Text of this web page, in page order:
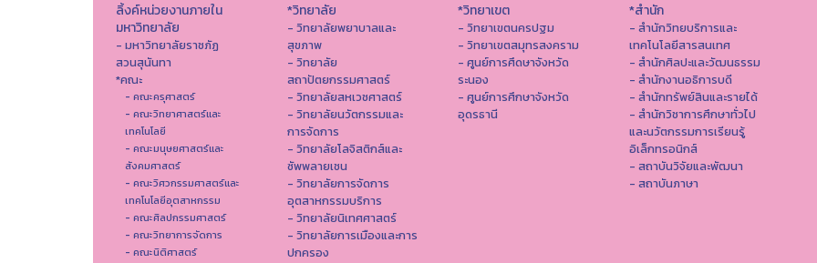
ลิ้งค์หน่วยงานภายใน
มหาวิทยาลัย
- มหาวิทยาลัยราชภัฏ
สวนสุนันทา
*คณะ
- คณะครุศาสตร์
- คณะวิทยาศาสตร์และ
เทคโนโลยี
- คณะมนุษยศาสตร์และ
สังคมศาสตร์
- คณะวิศวกรรมศาสตร์และ
เทคโนโลยีอุตสาหกรรม
- คณะศิลปกรรมศาสตร์
- คณะวิทยาการจัดการ
- คณะนิติศาสตร์
*วิทยาลัย
- วิทยาลัยพยาบาลและ
สุขภาพ
- วิทยาลัย
สถาปัตยกรรมศาสตร์
- วิทยาลัยสหเวชศาสตร์
- วิทยาลัยนวัตกรรมและ
การจัดการ
- วิทยาลัยโลจิสติกส์และ
ซัพพลายเชน
- วิทยาลัยการจัดการ
อุตสาหกรรมบริการ
- วิทยาลัยนิเทศศาสตร์
- วิทยาลัยการเมืองและการ
ปกครอง
*วิทยาเขต
- วิทยาเขตนครปฐม
- วิทยาเขตสมุทรสงคราม
- ศูนย์การศึดษาจังหวัด
ระนอง
- ศูนย์การศึกษาจังหวัด
อุดรธานี
*สำนัก
- สำนักวิทยบริการและ
เทคโนโลยีสารสนเทศ
- สํานักศิลปะและวัฒนธรรม
- สำนักงานอธิการบดี
- สำนักทรัพย์สินและรายได้
- สำนักวิชาการศึกษาทั่วไป
และนวัตกรรมการเรียนรู้
อิเล็กทรอนิกส์
- สถาบันวิจัยและพัฒนา
- สถาบันภาษา